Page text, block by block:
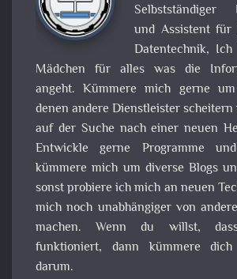
Selbstständiger
und Assistent
Datentechnik,
Mädchen für alles was die
angeht. Kümmere mich gerne
denen andere Dienstleister
auf der Suche nach einer neuen
Entwickle gerne Programme
kümmere mich um diverse Blogs
sonst probiere ich mich an neuen
mich noch unabhängiger von
machen. Wenn du willst,
funktioniert, dann kümmere
darum.